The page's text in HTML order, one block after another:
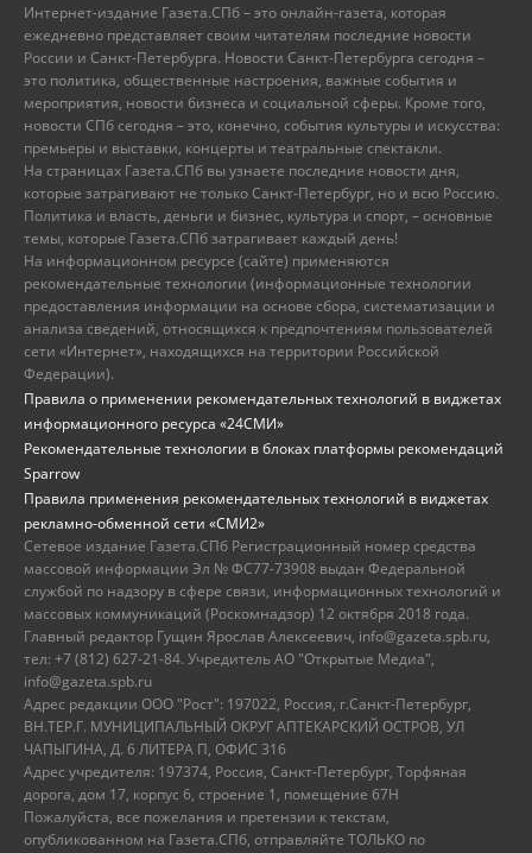
Интернет-издание Газета.СПб – это онлайн-газета, которая
ежедневно представляет своим читателям последние новости
России и Санкт-Петербурга. Новости Санкт-Петербурга сегодня –
это политика, общественные настроения, важные события и
мероприятия, новости бизнеса и социальной сферы. Кроме того,
новости СПб сегодня – это, конечно, события культуры и искусства:
премьеры и выставки, концерты и театральные спектакли.
На страницах Газета.СПб вы узнаете последние новости дня,
которые затрагивают не только Санкт-Петербург, но и всю Россию.
Политика и власть, деньги и бизнес, культура и спорт, – основные
темы, которые Газета.СПб затрагивает каждый день!
На информационном ресурсе (сайте) применяются
рекомендательные технологии (информационные технологии
предоставления информации на основе сбора, систематизации и
анализа сведений, относящихся к предпочтениям пользователей
сети «Интернет», находящихся на территории Российской
Федерации).
Правила о применении рекомендательных технологий в виджетах
информационного ресурса «24СМИ»
Рекомендательные технологии в блоках платформы рекомендаций
Sparrow
Правила применения рекомендательных технологий в виджетах
рекламно-обменной сети «СМИ2»
Сетевое издание Газета.СПб Регистрационный номер средства
массовой информации Эл № ФС77-73908 выдан Федеральной
службой по надзору в сфере связи, информационных технологий и
массовых коммуникаций (Роскомнадзор) 12 октября 2018 года.
Главный редактор Гущин Ярослав Алексеевич, info@gazeta.spb.ru,
тел: +7 (812) 627-21-84. Учредитель АО "Открытые Медиа",
info@gazeta.spb.ru
Адрес редакции ООО "Рост": 197022, Россия, г.Санкт-Петербург,
ВН.ТЕР.Г. МУНИЦИПАЛЬНЫЙ ОКРУГ АПТЕКАРСКИЙ ОСТРОВ, УЛ
ЧАПЫГИНА, Д. 6 ЛИТЕРА П, ОФИС 316
Адрес учредителя: 197374, Россия, Санкт-Петербург, Торфяная
дорога, дом 17, корпус 6, строение 1, помещение 67Н
Пожалуйста, все пожелания и претензии к текстам,
опубликованном на Газета.СПб, отправляйте ТОЛЬКО по